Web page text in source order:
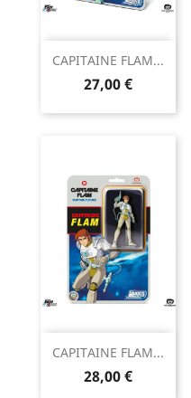
CAPITAINE FLAM...
Prix
27,00 €
CAPITAINE FLAM...
Prix
28,00 €